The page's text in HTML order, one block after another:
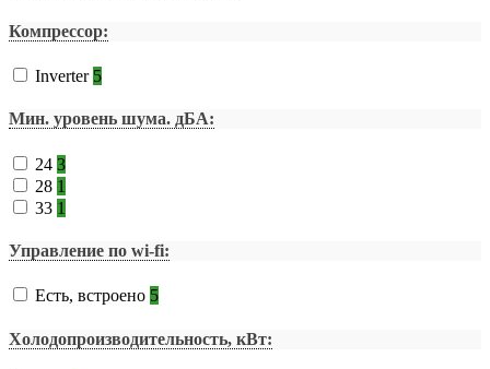
Компрессор:
Inverter 5
Мин. уровень шума. дБА:
24 3
28 1
33 1
Управление по wi-fi:
Есть, встроено 5
Холодопроизводительность, кВт: